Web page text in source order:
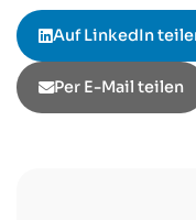
Auf LinkedIn
Per E-Mail teilen